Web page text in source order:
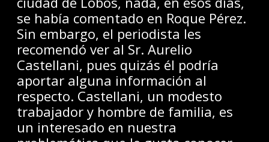
se había comentado en Roque Pérez.
Sin embargo, el periodista les
recomendó ver al Sr. Aurelio
Castellani, pues quizás él podría
aportar alguna información al
respecto. Castellani, un modesto
trabajador y hombre de familia, es
un interesado en nuestra